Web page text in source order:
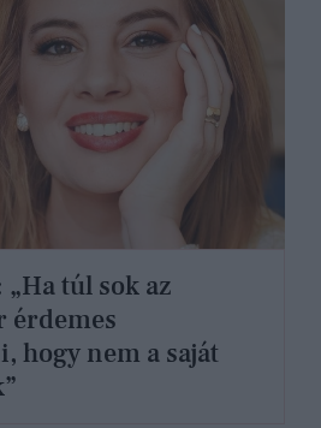
túl sok az
érdemes
hogy nem a saját